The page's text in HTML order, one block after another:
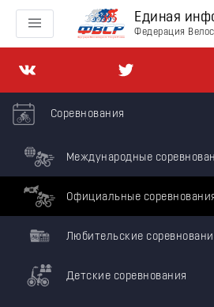
Единая
Федерация
Соревнования
Международные
Официальные
Любительские
Детские соревнования